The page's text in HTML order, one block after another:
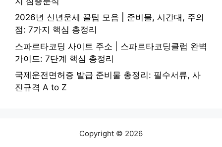
2026년 신년운세 꿀팁 모음 | 준비물, 시간대, 주의
점: 7가지 핵심 총정리
스파르타코딩 사이트 주소 | 스파르타코딩클럽 완벽
가이드: 7단계 핵심 총정리
국제운전면허증 발급 준비물 총정리: 필수서류, 사
진규격 A to Z
Copyright © 2026